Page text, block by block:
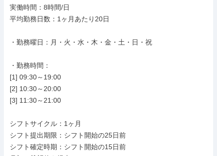
実働時間：8時間/日
平均勤務日数：1ヶ月あたり20日
・勤務曜日：月・火・水・木・金・土・日・祝
・勤務時間：
[1] 09:30～19:00
[2] 10:30～20:00
[3] 11:30～21:00
シフトサイクル：1ヶ月
シフト提出期限：シフト開始の25日前
シフト確定時期：シフト開始の15日前